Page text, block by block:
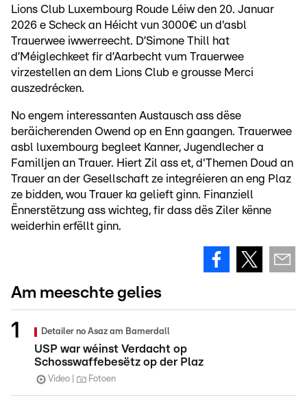
Lions Club Luxembourg Roude Léiw den 20. Januar
2026 e Scheck an Héicht vun 3000€ un d'asbl
Trauerwee iwwerreecht. D’Simone Thill hat
d’Méiglechkeet fir d’Aarbecht vum Trauerwee
virzestellen an dem Lions Club e grousse Merci
auszedrécken.
No engem interessanten Austausch ass dëse
beräicherenden Owend op en Enn gaangen. Trauerwee
asbl luxembourg begleet Kanner, Jugendlecher a
Familljen an Trauer. Hiert Zil ass et, d'Themen Doud an
Trauer an der Gesellschaft ze integréieren an eng Plaz
ze bidden, wou Trauer ka gelieft ginn. Finanziell
Ënnerstëtzung ass wichteg, fir dass dës Ziler kënne
weiderhin erfëllt ginn.
Am meeschte gelies
Detailer no Asaz am Bamerdall
USP war wéinst Verdacht op
Schosswaffebesëtz op der Plaz
Video Fotoen